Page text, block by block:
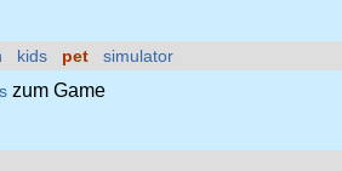
kids pet simulator
zum Game